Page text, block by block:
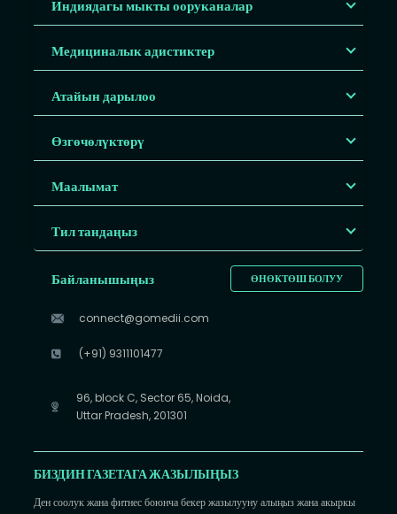
Индиядагы мыкты ооруканалар
Медициналык адистиктер
Атайын дарылоо
Өзгөчөлүктөрү
Маалымат
Тил тандаңыз
ӨНӨКТӨШ БОЛУУ
Байланышыңыз
connect@gomedii.com
(+91) 9311101477
96, block C, Sector 65, Noida,
Uttar Pradesh, 201301
БИЗДИН ГАЗЕТАГА ЖАЗЫЛЫҢЫЗ
Ден соолук жана фитнес боюнча бекер жазылууну алыңыз жана акыркы